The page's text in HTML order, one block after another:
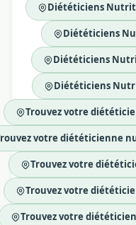
Diététiciens
Diététiciens
Diététiciens
Diététiciens
Trouvez votre
votre diététicienne
Trouvez votre
Trouvez votre
Trouvez votre